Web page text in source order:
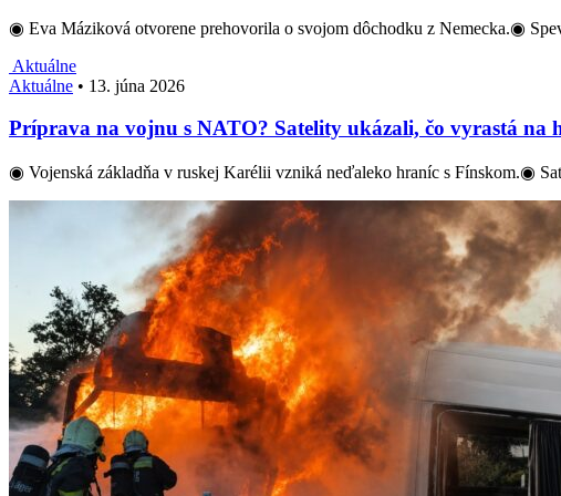
◉ Eva Máziková otvorene prehovorila o svojom dôchodku z Nemecka.◉
Aktuálne
Aktuálne • 13. júna 2026
Príprava na vojnu s NATO? Satelity ukázali, čo vyrastá
◉ Vojenská základňa v ruskej Karélii vzniká neďaleko hraníc s Fínskom.◉